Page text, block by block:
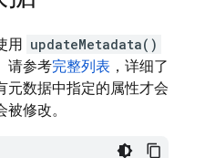
用 updateMetadata()
请参考完整列表 ，详细了
元数据中指定的属性才会
修改。